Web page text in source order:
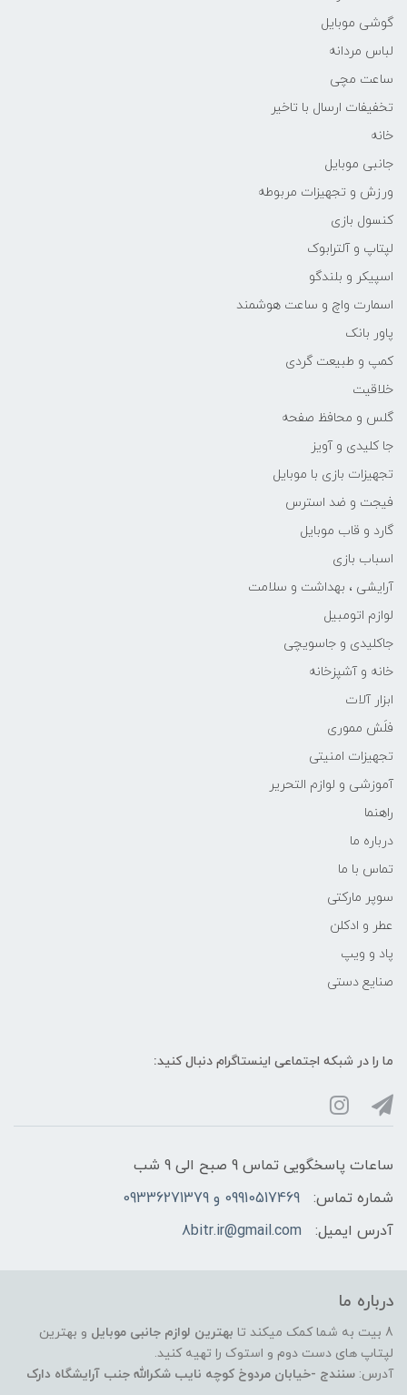
گوشی موبایل
لباس مردانه
ساعت مچی
تخفیفات ارسال با تاخیر
خانه
جانبی موبایل
ورزش و تجهیزات مربوطه
کنسول بازی
لپتاپ و آلترابوک
اسپیکر و بلندگو
اسمارت واچ و ساعت هوشمند
پاور بانک
کمپ و طبیعت گردی
خلاقیت
گلس و محافظ صفحه
جا کلیدی و آویز
تجهیزات بازی با موبایل
فیجت و ضد استرس
گارد و قاب موبایل
اسباب بازی
آرایشی ، بهداشت و سلامت
لوازم اتومبیل
جاکلیدی و جاسویچی
خانه و آشپزخانه
ابزار آلات
فلَش مموری
تجهیزات امنیتی
آموزشی و لوازم التحریر
راهنما
درباره ما
تماس با ما
سوپر مارکتی
عطر و ادکلن
پاد و ویپ
صنایع دستی
ما را در شبکه‌ اجتماعی اینستاگرام دنبال کنید:
ساعات پاسخگویی تماس 9 صبح الی 9 شب
شماره تماس:
09910517469 و 09336271379
آدرس ایمیل:
8bitr.ir@gmail.com
درباره ما
8 بیت به شما کمک میکند تا بهترین لوازم جانبی موبایل و بهترین
لپتاپ های دست دوم و استوک را تهیه کنید.
آدرس: سنندج -خیابان مردوخ کوچه نایب شکرالله جنب آرایشگاه دارک